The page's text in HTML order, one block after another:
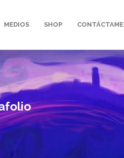
MEDIOS SHOP CONTÁCTAME